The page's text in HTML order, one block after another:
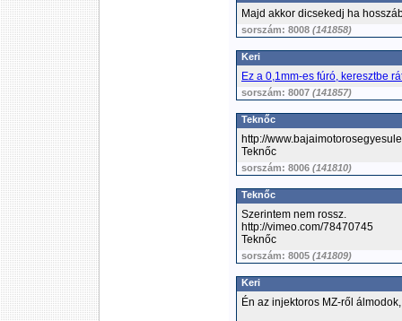
Majd akkor dicsekedj ha
sorszám: 8008 (141858)
Keri
Ez a 0,1mm-es fúró, keresztbe
sorszám: 8007 (141857)
Teknőc
http://
Teknőc
sorszám: 8006 (141810)
Teknőc
Szerintem nem rossz.
http://vimeo.com/78470745
Teknőc
sorszám: 8005 (141809)
Keri
Én az injektoros MZ-ről